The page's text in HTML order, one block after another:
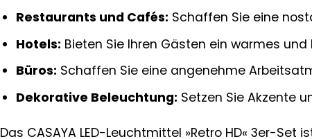
Restaurants und Cafés: Schaffen Sie eine
Hotels: Bieten Sie Ihren Gästen ein warmes
Büros: Schaffen Sie eine angenehme
Dekorative Beleuchtung: Setzen Sie Akzente
Das CASAYA LED-Leuchtmittel »Retro HD« 3er-